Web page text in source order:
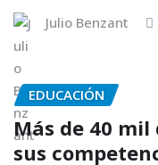
Julio Benzant
EDUCACIÓN
Más de 40
sus